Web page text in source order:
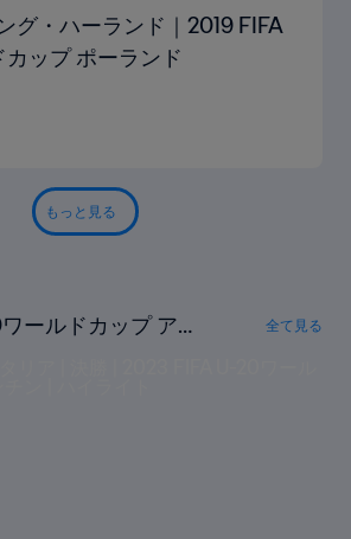
グ・ハーランド｜2019 FIFA
ップ ポーランド
もっと見る
ールドカップ ア
イト
全て見る